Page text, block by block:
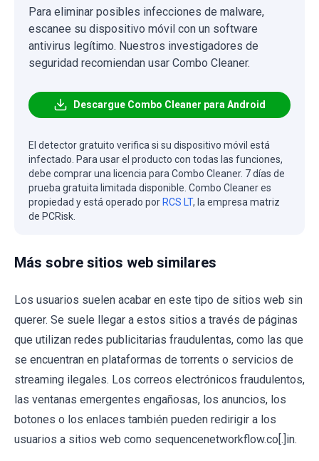
Para eliminar posibles infecciones de malware,
escanee su dispositivo móvil con un software
antivirus legítimo. Nuestros investigadores de
seguridad recomiendan usar Combo Cleaner.
Descargue Combo Cleaner para Android
El detector gratuito verifica si su dispositivo móvil está
infectado. Para usar el producto con todas las funciones,
debe comprar una licencia para Combo Cleaner. 7 días de
prueba gratuita limitada disponible. Combo Cleaner es
propiedad y está operado por RCS LT, la empresa matriz
de PCRisk.
Más sobre sitios web similares
Los usuarios suelen acabar en este tipo de sitios web sin
querer. Se suele llegar a estos sitios a través de páginas
que utilizan redes publicitarias fraudulentas, como las que
se encuentran en plataformas de torrents o servicios de
streaming ilegales. Los correos electrónicos fraudulentos,
las ventanas emergentes engañosas, los anuncios, los
botones o los enlaces también pueden redirigir a los
usuarios a sitios web como sequencenetworkflow.co[.]in.